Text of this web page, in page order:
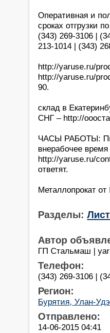
Оперативная и
сроках отгрузки
(343) 269-3106 |
213-1014 | (343)
http://yaruse.ru/
http://yaruse.ru/
90.
склад в
СНГ – http://
ЧАСЫ РАБОТЫ: Пн
внерабочее
http://yaruse.ru/
ответят.
Металлопрокат
Разделы: Лист
Автор
ГП Стальмаш |
Телефон:
(343) 269-3106 |
Регион:
Бурятия, Улан-Удэ
Отправлено:
14-06-2015 04:41